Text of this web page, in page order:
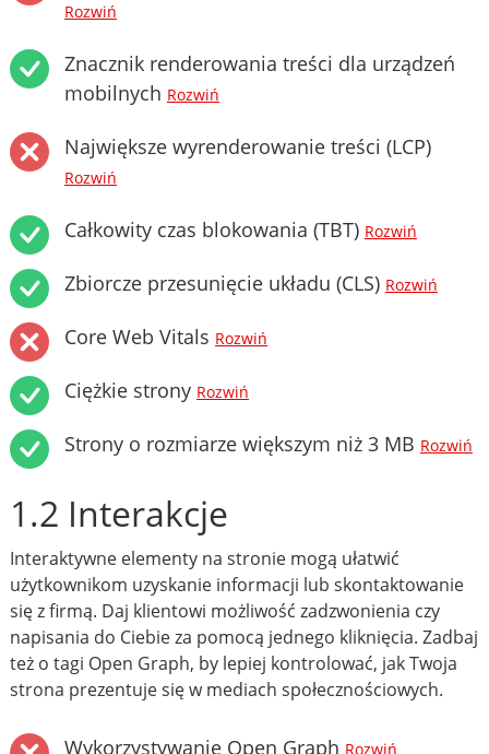
Rozwiń
Znacznik renderowania treści dla urządzeń
mobilnych Rozwiń
Największe wyrenderowanie treści (LCP)
Rozwiń
Całkowity czas blokowania (TBT) Rozwiń
Zbiorcze przesunięcie układu (CLS) Rozwiń
Core Web Vitals Rozwiń
Ciężkie strony Rozwiń
Strony o rozmiarze większym niż 3 MB Rozwiń
1.2 Interakcje
Interaktywne elementy na stronie mogą ułatwić
użytkownikom uzyskanie informacji lub skontaktowanie
się z firmą. Daj klientowi możliwość zadzwonienia czy
napisania do Ciebie za pomocą jednego kliknięcia. Zadbaj
też o tagi Open Graph, by lepiej kontrolować, jak Twoja
strona prezentuje się w mediach społecznościowych.
Wykorzystywanie Open Graph Rozwiń